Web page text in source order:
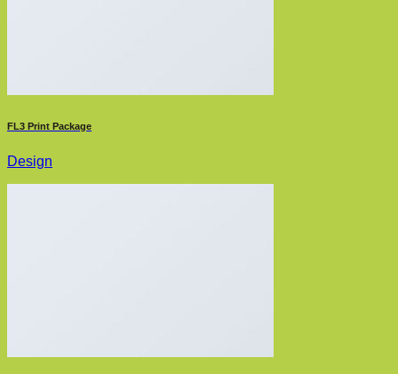
FL3 Print Package
Design